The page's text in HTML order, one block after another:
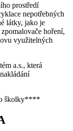
prostředí
nepotřebných
látky, jako je
hoření,
využitelných
a.s., která
školky****